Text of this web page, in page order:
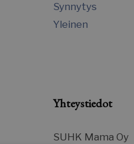
Synnytys
Yleinen
Yhteystiedot
SUHK Mama Oy